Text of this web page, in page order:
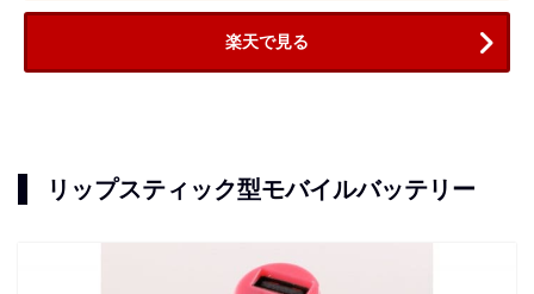
楽天で見る
リップスティック型モバイルバッテリー